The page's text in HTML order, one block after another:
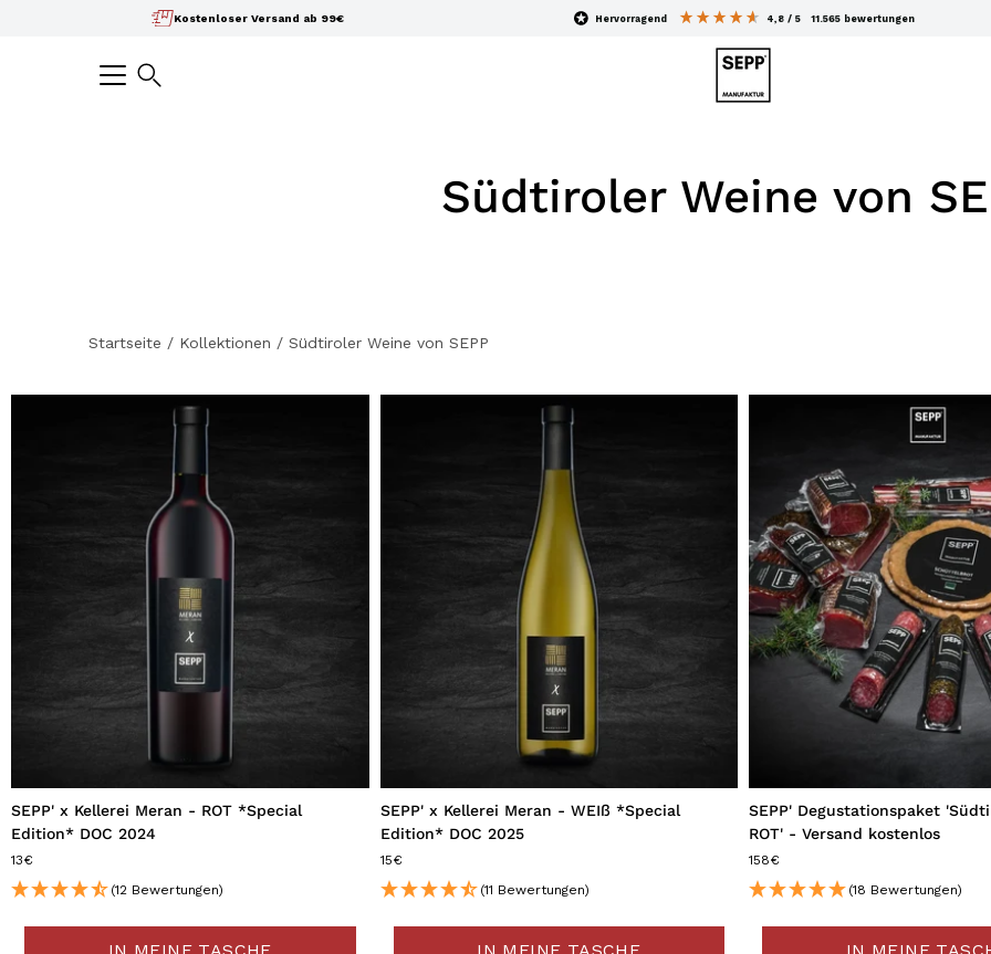
Kostenloser Versand ab 99€ hervorragend 4,8/ 5 11.565 bewertungen
Südtiroler Weine von
Startseite / Kollektionen / Südtiroler Weine von SEPP
SEPP' x Kellerei Meran - ROT *Special
Edition* DOC 2024
13€
(12 Bewertungen)
SEPP' x Kellerei Meran - WEIß *Special
Edition* DOC 2025
15€
(11 Bewertungen)
SEPP' Degustationspaket
ROT' - Versand kostenlos
158€
(18 Bewertungen)